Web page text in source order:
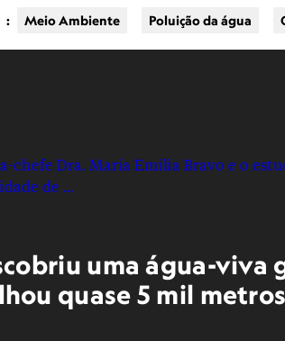
: Meio Ambiente Poluição da água
uma água-viva
quase 5 mil